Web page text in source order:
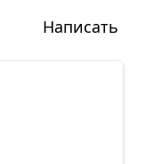
Написать